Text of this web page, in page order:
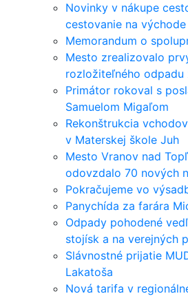
Novinky v nákupe
cestovanie na východe
Memorandum o
Mesto zrealizovalo
rozložiteľného
Primátor rokoval s
Samuelom Migaľom
Rekonštrukcia
v Materskej škole Juh
Mesto Vranov nad
odovzdalo 70 nových
Pokračujeme vo
Panychída za farára
Odpady pohodené
stojísk a na verejných
Slávnostné prijatie
Lakatoša
Nová tarifa v